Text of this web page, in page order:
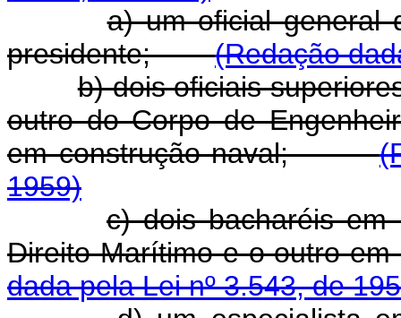
a) um oficial general
presidente;(Redação
b) dois oficiais
outro do Corpo de
em construção naval;
1959)
c) dois bacharéis em
Direito Marítimo e o outro
dada pela Lei nº 3.543, de